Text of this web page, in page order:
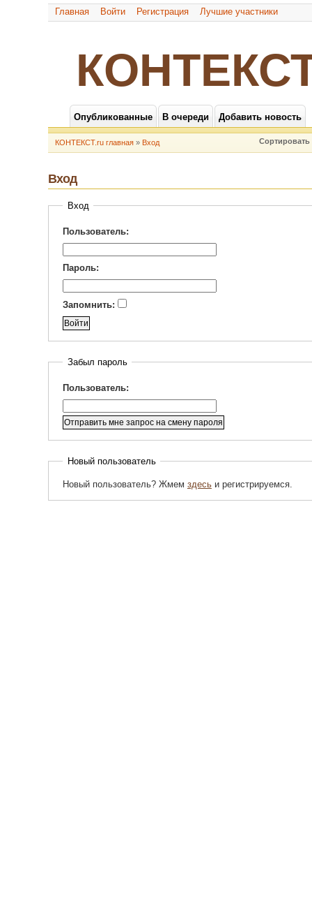
Главная Войти Регистрация Лучшие участники
Опубликованные В очереди Добавить новость
КОНТЕКСТ.ru главная » Вход
Вход
Вход
Пользователь:
Пароль:
Запомнить:
Забыл пароль
Пользователь:
Новый пользователь
Новый пользователь? Жмем здесьи регистрируемся.